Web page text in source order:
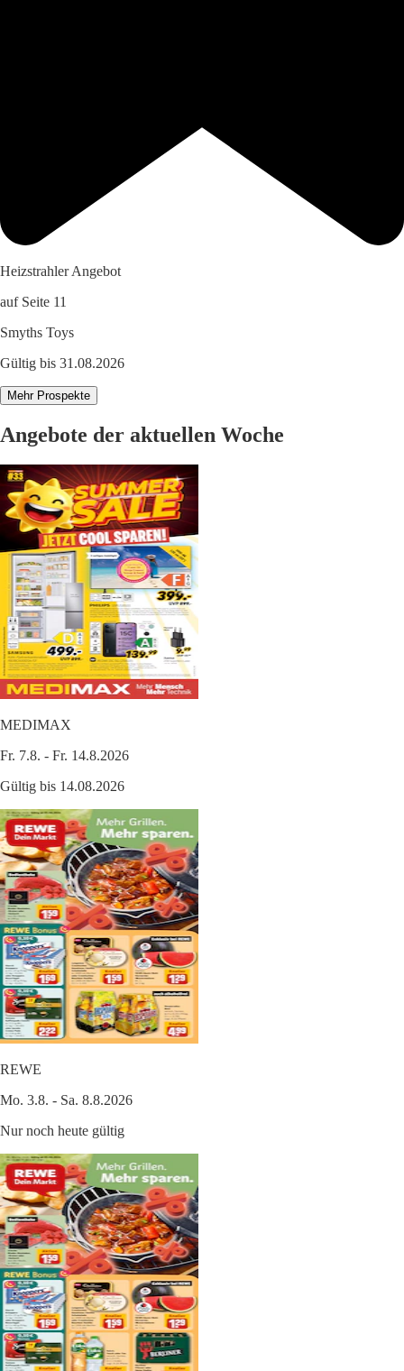
Heizstrahler Angebot
auf Seite 11
Smyths Toys
Gültig bis 31.08.2026
Mehr Prospekte
Angebote der aktuellen Woche
MEDIMAX
Fr. 7.8. - Fr. 14.8.2026
Gültig bis 14.08.2026
REWE
Mo. 3.8. - Sa. 8.8.2026
Nur noch heute gültig